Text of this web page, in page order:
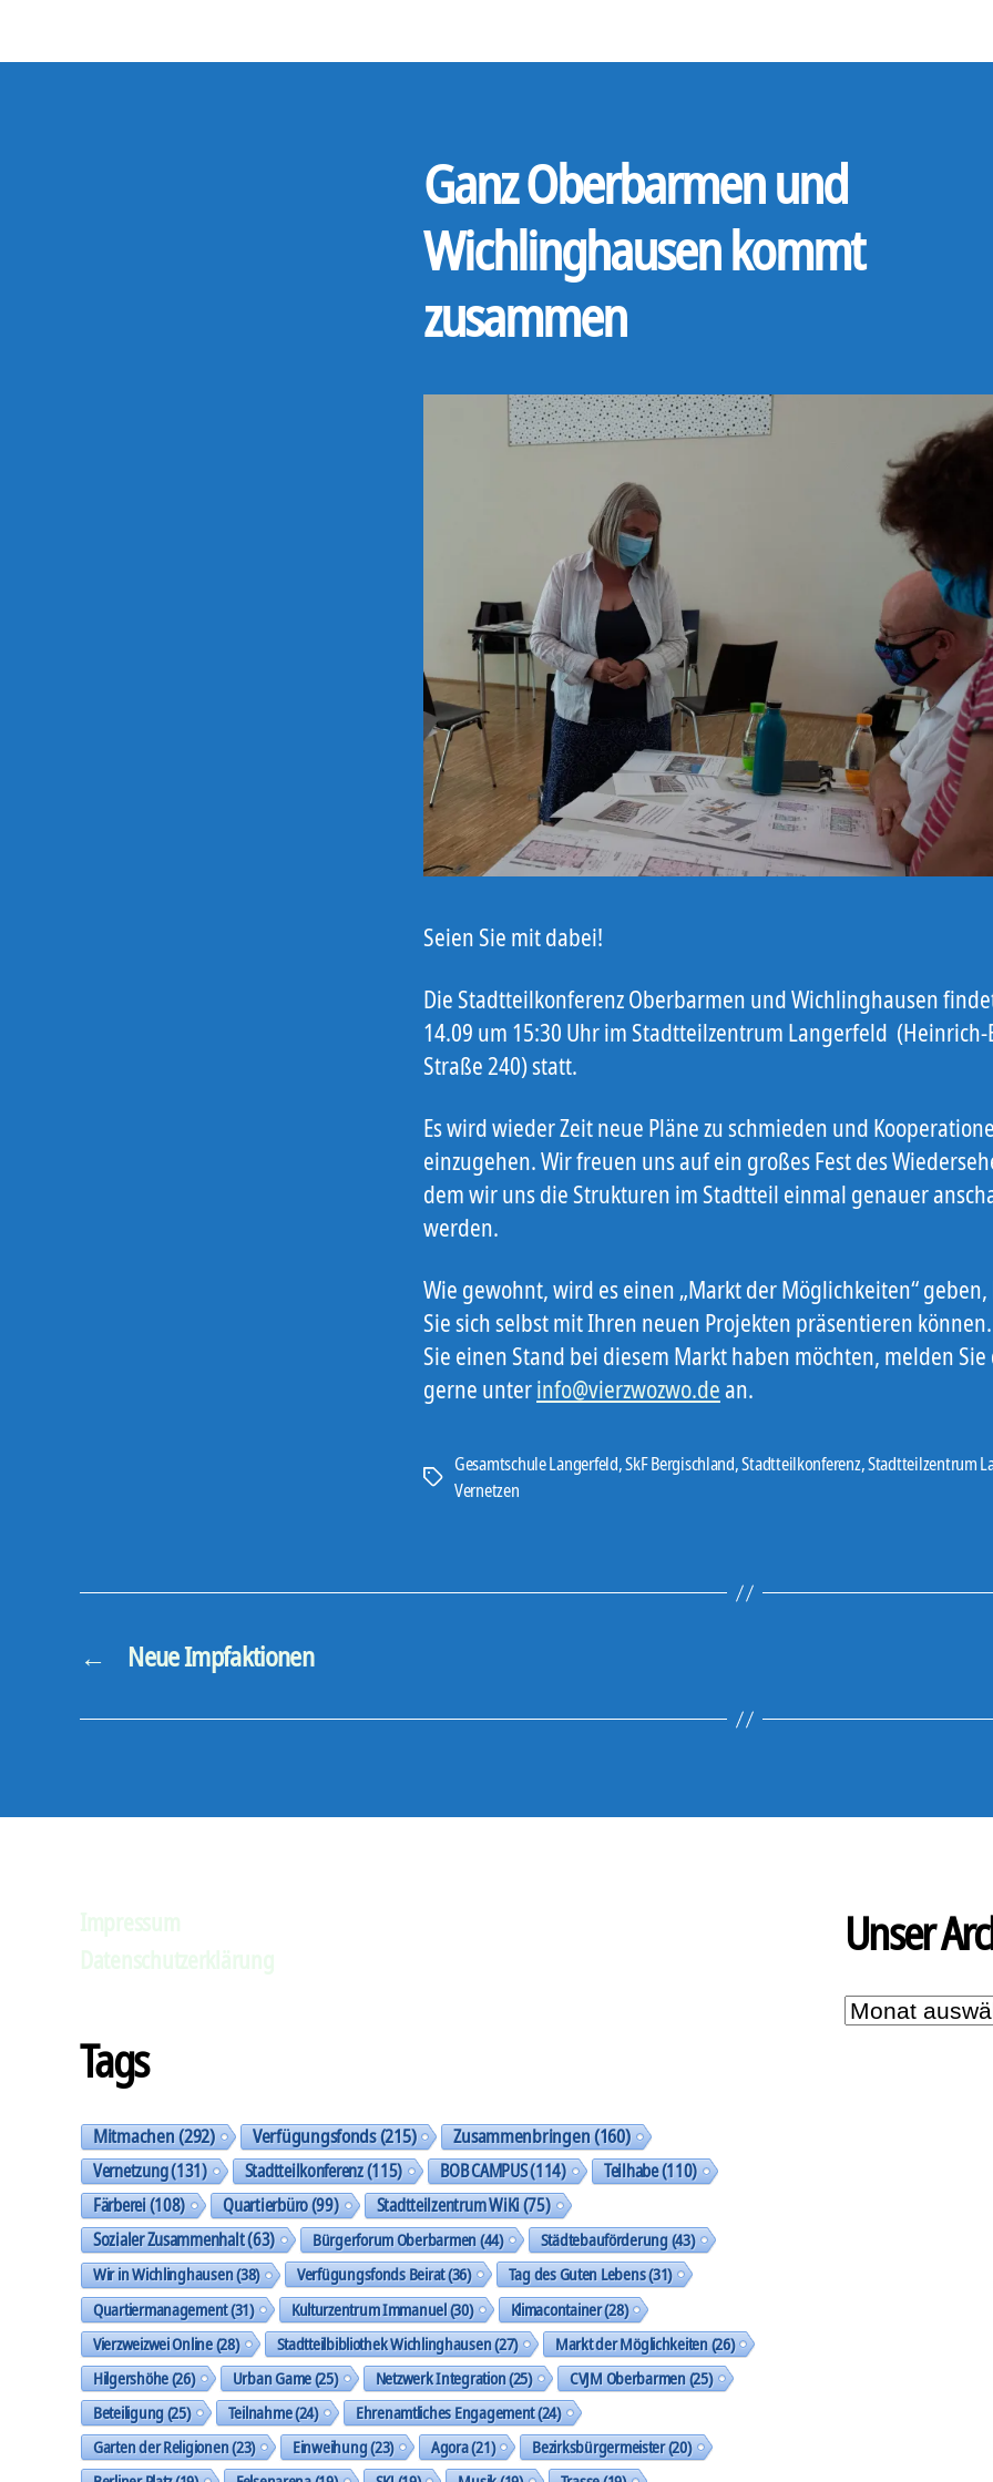
Ganz Oberbarmen und
Wichlinghausen kommt
zusammen
Seien Sie mit dabei!
Die Stadtteilkonferenz Oberbarmen und Wichlinghausen
14.09 um 15:30 Uhr im Stadtteilzentrum Langerfeld
Straße 240) statt.
Es wird wieder Zeit neue Pläne zu schmieden und
einzugehen. Wir freuen uns auf ein großes Fest des
dem wir uns die Strukturen im Stadtteil einmal genauer
werden.
Wie gewohnt, wird es einen „Markt der Möglichkeiten“
Sie sich selbst mit Ihren neuen Projekten präsentieren
Sie einen Stand bei diesem Markt haben möchten, melden Sie
gerne unterinfo@vierzwozwo.dean.
Schlagwörter
Gesamtschule Langerfeld,SkF Bergischland,Stadtteilkonferenz,Stadtteilzentrum
Vernetzen
← Neue Impfaktionen
Tags
Mitmachen(292) Verfügungsfonds(215) Zusammenbringen(160)
Vernetzung(131) Stadtteilkonferenz(115) BOB CAMPUS(114) Teilhabe(110)
Färberei(108) Quartierbüro(99) Stadtteilzentrum WiKi(75)
Sozialer Zusammenhalt(63) Bürgerforum Oberbarmen(44) Städtebauförderung(43)
Wir in Wichlinghausen(38) Verfügungsfonds Beirat(36) Tag des Guten Lebens(31)
Quartiermanagement(31) Kulturzentrum Immanuel(30) Klimacontainer(28)
Vierzweizwei Online(28) Stadtteilbibliothek Wichlinghausen(27) Markt der Möglichkeiten(26)
Hilgershöhe(26) Urban Game(25) Netzwerk Integration(25) CVJM Oberbarmen(25)
Beteiligung(25) Teilnahme(24) Ehrenamtliches Engagement(24)
Garten der Religionen(23) Einweihung(23) Agora(21) Bezirksbürgermeister(20)
Unser
Unser
Archiv